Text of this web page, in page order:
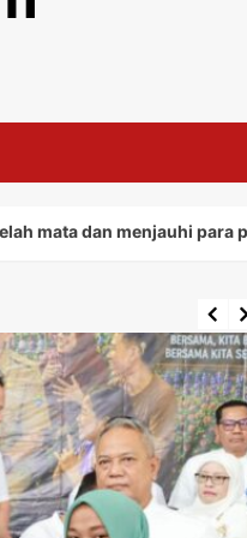
menjauhi para penyandang.